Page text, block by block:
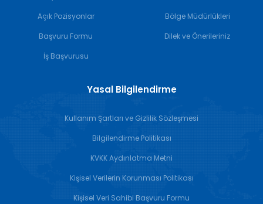
Açık Pozisyonlar
Başvuru Formu
İş Başvurusu
Bölge Müdürlükleri
Dilek ve Önerileriniz
Yasal Bilgilendirme
Kullanım Şartları ve Gizlilik Sözleşmesi
Bilgilendirme Politikası
KVKK Aydınlatma Metni
Kişisel Verilerin Korunması Politikası
Kişisel Veri Sahibi Başvuru Formu